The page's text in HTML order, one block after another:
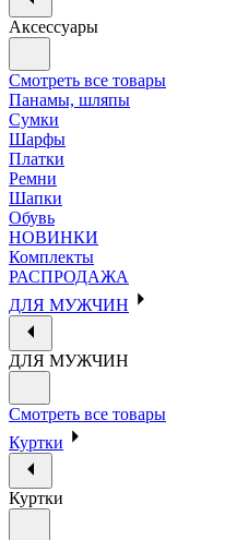
Аксессуары
Смотреть все товары
Панамы, шляпы
Сумки
Шарфы
Платки
Ремни
Шапки
Обувь
НОВИНКИ
Комплекты
РАСПРОДАЖА
ДЛЯ МУЖЧИН
ДЛЯ МУЖЧИН
Смотреть все товары
Куртки
Куртки